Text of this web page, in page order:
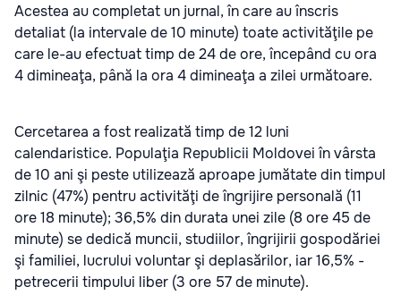
Acestea au completat un jurnal, în care au înscris
detaliat (la intervale de 10 minute) toate activităţile pe
care le-au efectuat timp de 24 de ore, începând cu ora
4 dimineaţa, până la ora 4 dimineaţa a zilei următoare.
Cercetarea a fost realizată timp de 12 luni
calendaristice. Populaţia Republicii Moldovei în vârsta
de 10 ani şi peste utilizează aproape jumătate din timpul
zilnic (47%) pentru activităţi de îngrijire personală (11
ore 18 minute); 36,5% din durata unei zile (8 ore 45 de
minute) se dedică muncii, studiilor, îngrijirii gospodăriei
şi familiei, lucrului voluntar şi deplasărilor, iar 16,5% -
petrecerii timpului liber (3 ore 57 de minute).